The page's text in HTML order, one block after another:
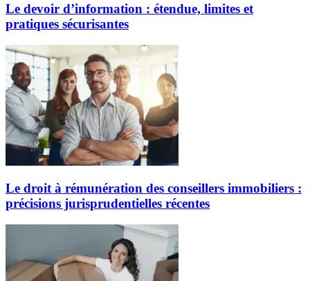
Le devoir d’information : étendue, limites et
pratiques sécurisantes
Le droit à rémunération des conseillers immobiliers :
précisions jurisprudentielles récentes